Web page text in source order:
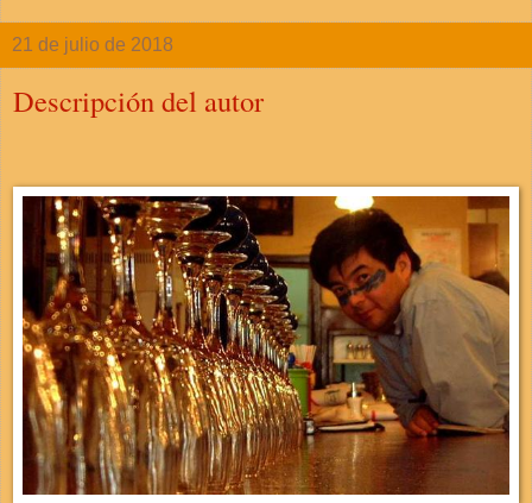
21 de julio de 2018
Descripción del autor